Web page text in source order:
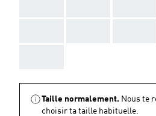
Taille normalement. Nous te
choisir ta taille habituelle.